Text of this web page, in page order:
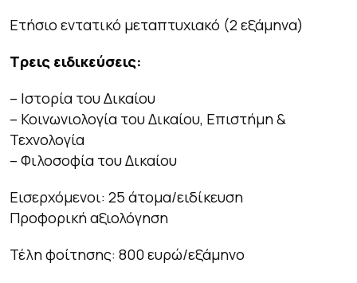
Ετήσιο εντατικό μεταπτυχιακό (2 εξάμηνα)
Τρεις ειδικεύσεις:
– Ιστορία του Δικαίου
– Κοινωνιολογία του Δικαίου, Επιστήμη &
Τεχνολογία
– Φιλοσοφία του Δικαίου
Εισερχόμενοι: 25 άτομα/ειδίκευση
Προφορική αξιολόγηση
Τέλη φοίτησης: 800 ευρώ/εξάμηνο